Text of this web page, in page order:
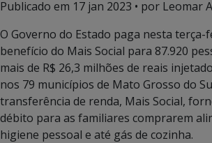
Publicado em 17 jan 2023 • por Leomar
O Governo do Estado paga nesta terça-
benefício do Mais Social para 87.920
mais de R$ 26,3 milhões de reais
nos 79 municípios de Mato Grosso do
transferência de renda, Mais Social,
débito para as familiares comprarem
higiene pessoal e até gás de cozinha.